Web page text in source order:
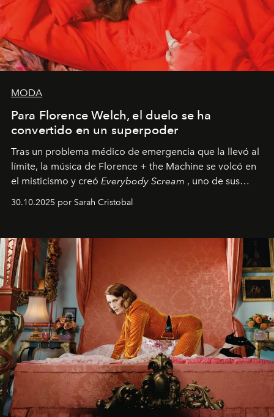
MODA
Para Florence Welch, el duelo se ha
convertido en un superpoder
Tras un problema médico de emergencia que la llevó al
límite, la música de Florence + the Machine se volcó en
el misticismo y creó Everybody Scream , uno de sus
álbumes más profundos hasta la fecha.
30.10.2025 por Sarah Cristobal